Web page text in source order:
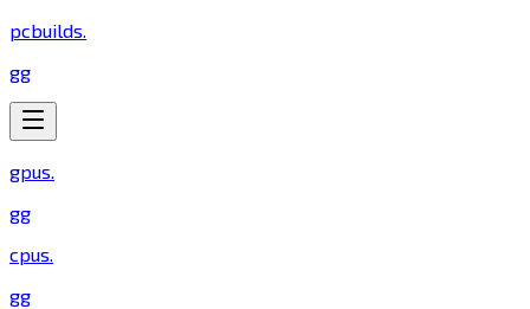
pcbuilds.
gg
gpus.
gg
cpus.
gg